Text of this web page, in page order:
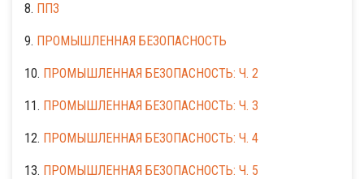
8. ППЗ
9. ПРОМЫШЛЕННАЯ БЕЗОПАСНОСТЬ
10. ПРОМЫШЛЕННАЯ БЕЗОПАСНОСТЬ: Ч. 2
11. ПРОМЫШЛЕННАЯ БЕЗОПАСНОСТЬ: Ч. 3
12. ПРОМЫШЛЕННАЯ БЕЗОПАСНОСТЬ: Ч. 4
13. ПРОМЫШЛЕННАЯ БЕЗОПАСНОСТЬ: Ч. 5